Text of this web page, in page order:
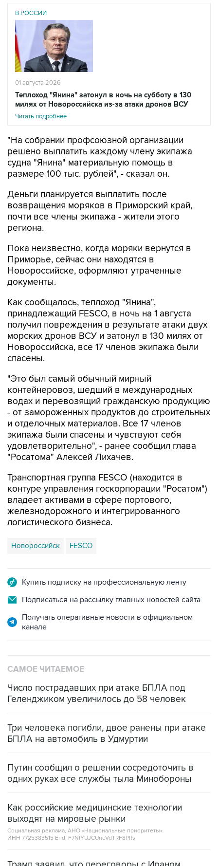
В РОССИИ
01 августа 2026
Теплоход "Янина" затонул в ночь на субботу в 130
милях от Новороссийска из-за атаки дронов ВСУ
Читать подробнее
"На собрании профсоюзной организации
решено выплатить каждому члену экипажа
судна "Янина" материальную помощь в
размере 100 тыс. рублей", - сказал он.
Деньги планируется выплатить после
возвращения моряков в Приморский край,
почти все члены экипажа - жители этого
региона.
Пока неизвестно, когда моряки вернутся в
Приморье, сейчас они находятся в
Новороссийске, оформляют утраченные
документы.
Как сообщалось, теплоход "Янина",
принадлежащий FESCO, в ночь на 1 августа
получил повреждения в результате атаки двух
морских дронов ВСУ и затонул в 130 милях от
Новороссийска, все 17 членов экипажа были
спасены.
"Это был самый обычный мирный
контейнеровоз, шедший в международных
водах и перевозящий гражданскую продукцию
- от замороженных продуктов до строительных
и отделочных материалов. Все 17 членов
экипажа были спасены и чувствуют себя
удовлетворительно", - ранее сообщил глава
"Росатома" Алексей Лихачев.
Транспортная группа FESCO (находится в
контуре управления госкорпорации "Росатом")
владеет активами в сфере портового,
железнодорожного и интегрированного
логистического бизнеса.
Новороссийск FESCO
Купить подписку на профессиональную ленту
Подписаться на рассылку главных новостей сайта
Получать оперативные новости в официальном
канале
САМОЕ ЧИТАЕМОЕ
Число пострадавших при атаке БПЛА под
Геленджиком увеличилось до 58 человек
Три человека погибли, двое ранены при атаке
БПЛА на автомобиль в Удмуртии
Путин сообщил о решении сосредоточить в
одних руках все службы тыла Минобороны
Как российские медицинские технологии
выходят на мировые рынки
Социальная реклама, АНО «Национальные приоритеты».
ИНН 7725383515 Erid: F7NfYUJCUneVdTRF8PRs